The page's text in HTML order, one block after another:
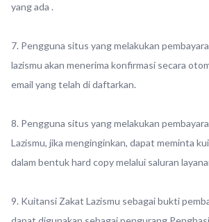
yang ada .
7. Pengguna situs yang melakukan
lazismu akan menerima konfirmasi secara
email yang telah di daftarkan.
8. Pengguna situs yang melakukan
Lazismu, jika menginginkan, dapat meminta
dalam bentuk hard copy melalui saluran
9. Kuitansi Zakat Lazismu sebagai bukti